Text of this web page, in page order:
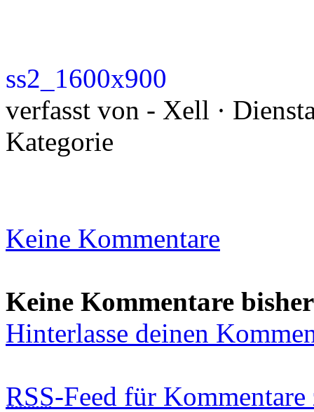
ss2_1600x900
verfasst von - Xell ·
Kategorie
Keine Kommentare
Keine Kommentare bisher
Hinterlasse deinen
RSS-Feed für